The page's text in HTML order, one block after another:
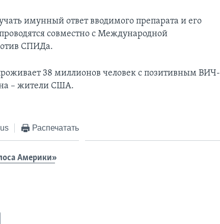
имунный ответ вводимого препарата и его
совместно с Международной
СПИДа.
38 миллионов человек с позитивным ВИЧ-
– жители США.
Распечатать
Америки»